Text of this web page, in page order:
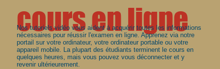
cours en ligne
Nos tutoriels vidéo vous aident à acquérir toutes les informations
nécessaires pour réussir l'examen en ligne. Apprenez via notre
portail sur votre ordinateur, votre ordinateur portable ou votre
appareil mobile. La plupart des étudiants terminent le cours en
quelques heures, mais vous pouvez vous déconnecter et y
revenir ultérieurement.